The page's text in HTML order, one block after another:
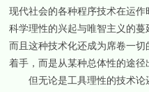
现代社会的各种程序技术在运
科学理性的兴起与唯智主义的
而且这种技术化还成为席卷一
着手，而是从某种总体性的途
但无论是工具理性的技术论还